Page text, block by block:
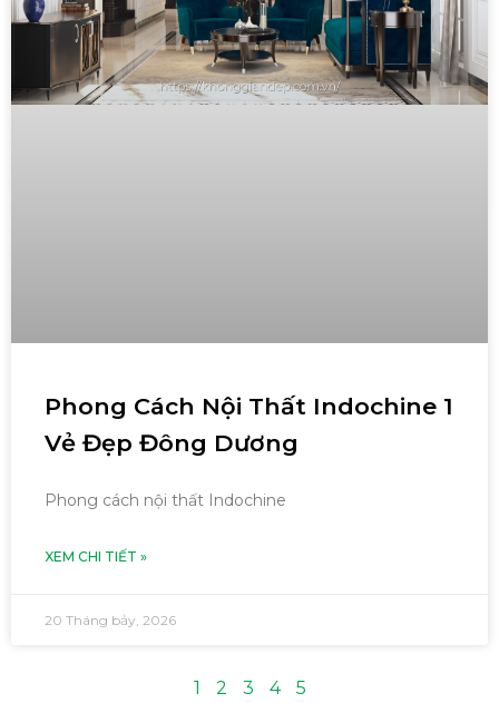
Phong Cách Nội Thất Indochine 1
Vẻ Đẹp Đông Dương
Phong cách nội thất Indochine
XEM CHI TIẾT »
20 Tháng bảy, 2026
1 2 3 4 5